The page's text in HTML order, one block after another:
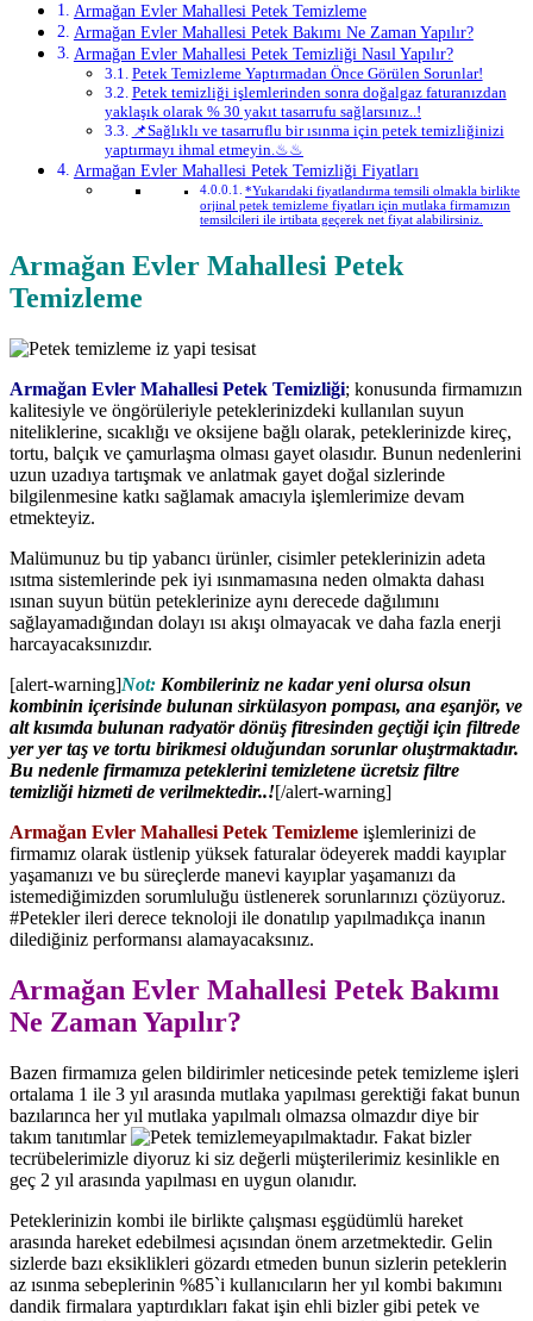
Armağan Evler Mahallesi Petek Temizleme
Armağan Evler Mahallesi Petek Bakımı Ne Zaman Yapılır?
Armağan Evler Mahallesi Petek Temizliği Nasıl Yapılır?
Petek Temizleme Yaptırmadan Önce Görülen Sorunlar!
Petek temizliği işlemlerinden sonra doğalgaz faturanızdan
yaklaşık olarak % 30 yakıt tasarrufu sağlarsınız..!
📌Sağlıklı ve tasarruflu bir ısınma için petek temizliğinizi
yaptırmayı ihmal etmeyin.♨♨
Armağan Evler Mahallesi Petek Temizliği Fiyatları
*Yukarıdaki fiyatlandırma temsili olmakla birlikte
orjinal petek temizleme fiyatları için mutlaka firmamızın
temsilcileri ile irtibata geçerek net fiyat alabilirsiniz.
Armağan Evler Mahallesi Petek
Temizleme
Armağan Evler Mahallesi Petek Temizliği; konusunda firmamızın
kalitesiyle ve öngörüleriyle peteklerinizdeki kullanılan suyun
niteliklerine, sıcaklığı ve oksijene bağlı olarak, peteklerinizde kireç,
tortu, balçık ve çamurlaşma olması gayet olasıdır. Bunun nedenlerini
uzun uzadıya tartışmak ve anlatmak gayet doğal sizlerinde
bilgilenmesine katkı sağlamak amacıyla işlemlerimize devam
etmekteyiz.
Malümunuz bu tip yabancı ürünler, cisimler peteklerinizin adeta
ısıtma sistemlerinde pek iyi ısınmamasına neden olmakta dahası
ısınan suyun bütün peteklerinize aynı derecede dağılımını
sağlayamadığından dolayı ısı akışı olmayacak ve daha fazla enerji
harcayacaksınızdır.
[alert-warning]Not: Kombileriniz ne kadar yeni olursa olsun
kombinin içerisinde bulunan sirkülasyon pompası, ana eşanjör, ve
alt kısımda bulunan radyatör dönüş fitresinden geçtiği için filtrede
yer yer taş ve tortu birikmesi olduğundan sorunlar oluştrmaktadır.
Bu nedenle firmamıza peteklerini temizletene ücretsiz filtre
temizliği hizmeti de verilmektedir..![/alert-warning]
Armağan Evler Mahallesi Petek Temizleme işlemlerinizi de
firmamız olarak üstlenip yüksek faturalar ödeyerek maddi kayıplar
yaşamanızı ve bu süreçlerde manevi kayıplar yaşamanızı da
istemediğimizden sorumluluğu üstlenerek sorunlarınızı çözüyoruz.
#Petekler ileri derece teknoloji ile donatılıp yapılmadıkça inanın
dilediğiniz performansı alamayacaksınız.
Armağan Evler Mahallesi Petek Bakımı
Ne Zaman Yapılır?
Bazen firmamıza gelen bildirimler neticesinde petek temizleme işleri
ortalama 1 ile 3 yıl arasında mutlaka yapılması gerektiği fakat bunun
bazılarınca her yıl mutlaka yapılmalı olmazsa olmazdır diye bir
takım tanıtımlar
yapılmaktadır. Fakat bizler
tecrübelerimizle diyoruz ki siz değerli müşterilerimiz kesinlikle en
geç 2 yıl arasında yapılması en uygun olanıdır.
Peteklerinizin kombi ile birlikte çalışması eşgüdümlü hareket
arasında hareket edebilmesi açısından önem arzetmektedir. Gelin
sizlerde bazı eksiklikleri gözardı etmeden bunun sizlerin peteklerin
az ısınma sebeplerinin %85`i kullanıcıların her yıl kombi bakımını
dandik firmalara yaptırdıkları fakat işin ehli bizler gibi petek ve